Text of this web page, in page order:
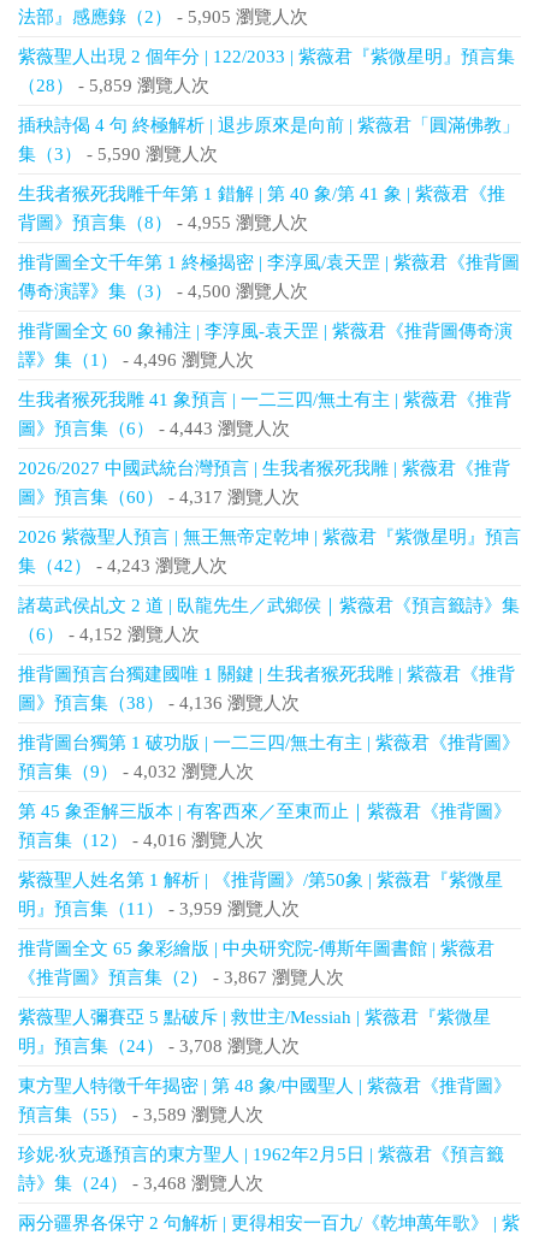
法部』感應錄（2）
- 5,905 瀏覽人次
紫薇聖人出現 2 個年分 | 122/2033 | 紫薇君『紫微星明』預言集
（28）
- 5,859 瀏覽人次
插秧詩偈 4 句 終極解析 | 退步原來是向前 | 紫薇君「圓滿佛教」
集（3）
- 5,590 瀏覽人次
生我者猴死我雕千年第 1 錯解 | 第 40 象/第 41 象 | 紫薇君《推
背圖》預言集（8）
- 4,955 瀏覽人次
推背圖全文千年第 1 終極揭密 | 李淳風/袁天罡 | 紫薇君《推背圖
傳奇演譯》集（3）
- 4,500 瀏覽人次
推背圖全文 60 象補注 | 李淳風-袁天罡 | 紫薇君《推背圖傳奇演
譯》集（1）
- 4,496 瀏覽人次
生我者猴死我雕 41 象預言 | 一二三四/無土有主 | 紫薇君《推背
圖》預言集（6）
- 4,443 瀏覽人次
2026/2027 中國武統台灣預言 | 生我者猴死我雕 | 紫薇君《推背
圖》預言集（60）
- 4,317 瀏覽人次
2026 紫薇聖人預言 | 無王無帝定乾坤 | 紫薇君『紫微星明』預言
集（42）
- 4,243 瀏覽人次
諸葛武侯乩文 2 道 | 臥龍先生／武鄉侯｜紫薇君《預言籤詩》集
（6）
- 4,152 瀏覽人次
推背圖預言台獨建國唯 1 關鍵 | 生我者猴死我雕 | 紫薇君《推背
圖》預言集（38）
- 4,136 瀏覽人次
推背圖台獨第 1 破功版 | 一二三四/無土有主 | 紫薇君《推背圖》
預言集（9）
- 4,032 瀏覽人次
第 45 象歪解三版本 | 有客西來／至東而止｜紫薇君《推背圖》
預言集（12）
- 4,016 瀏覽人次
紫薇聖人姓名第 1 解析 | 《推背圖》/第50象 | 紫薇君『紫微星
明』預言集（11）
- 3,959 瀏覽人次
推背圖全文 65 象彩繪版 | 中央研究院-傅斯年圖書館 | 紫薇君
《推背圖》預言集（2）
- 3,867 瀏覽人次
紫薇聖人彌賽亞 5 點破斥 | 救世主/Messiah | 紫薇君『紫微星
明』預言集（24）
- 3,708 瀏覽人次
東方聖人特徵千年揭密 | 第 48 象/中國聖人 | 紫薇君《推背圖》
預言集（55）
- 3,589 瀏覽人次
珍妮‧狄克遜預言的東方聖人 | 1962年2月5日 | 紫薇君《預言籤
詩》集（24）
- 3,468 瀏覽人次
兩分疆界各保守 2 句解析 | 更得相安一百九/《乾坤萬年歌》 | 紫